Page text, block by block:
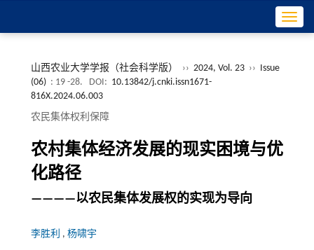
山西农业大学学报（社会科学版） ›› 2024, Vol. 23 ›› Issue
(06) : 19 -28. DOI: 10.13842/j.cnki.issn1671-
816X.2024.06.003
农民集体权利保障
农村集体经济发展的现实困境与优
化路径
————以农民集体发展权的实现为导向
李胜利 , 杨啸宇